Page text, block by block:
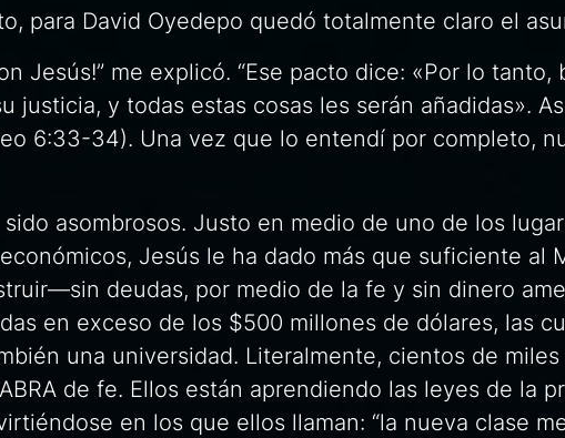
para David Oyedepo quedó totalmente claro el
Jesús!” me explicó. “Ese pacto dice: «Por lo
justicia, y todas estas cosas les serán añadidas».
6:33-34). Una vez que lo entendí por completo,
asombrosos. Justo en medio de uno de los
Jesús le ha dado más que suficiente al
deudas, por medio de la fe y sin dinero
en exceso de los $500 millones de dólares, las
una universidad. Literalmente, cientos de
de fe. Ellos están aprendiendo las leyes de la
en los que ellos llaman: “la nueva clase